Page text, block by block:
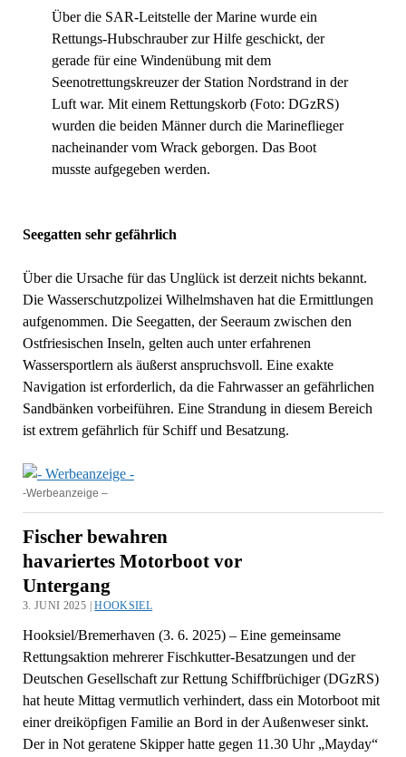
Über die SAR-Leitstelle der Marine wurde ein
Rettungs-Hubschrauber zur Hilfe geschickt, der
gerade für eine Windenübung mit dem
Seenotrettungskreuzer der Station Nordstrand in der
Luft war. Mit einem Rettungskorb (Foto: DGzRS)
wurden die beiden Männer durch die Marineflieger
nacheinander vom Wrack geborgen. Das Boot
musste aufgegeben werden.
Seegatten sehr gefährlich
Über die Ursache für das Unglück ist derzeit nichts bekannt.
Die Wasserschutzpolizei Wilhelmshaven hat die Ermittlungen
aufgenommen. Die Seegatten, der Seeraum zwischen den
Ostfriesischen Inseln, gelten auch unter erfahrenen
Wassersportlern als äußerst anspruchsvoll. Eine exakte
Navigation ist erforderlich, da die Fahrwasser an gefährlichen
Sandbänken vorbeiführen. Eine Strandung in diesem Bereich
ist extrem gefährlich für Schiff und Besatzung.
-Werbeanzeige –
Fischer bewahren
havariertes Motorboot vor
Untergang
3. JUNI 2025 |HOOKSIEL
Hooksiel/Bremerhaven (3. 6. 2025) – Eine gemeinsame
Rettungsaktion mehrerer Fischkutter-Besatzungen und der
Deutschen Gesellschaft zur Rettung Schiffbrüchiger (DGzRS)
hat heute Mittag vermutlich verhindert, dass ein Motorboot mit
einer dreiköpfigen Familie an Bord in der Außenweser sinkt.
Der in Not geratene Skipper hatte gegen 11.30 Uhr „Mayday“